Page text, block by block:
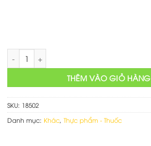
THÊM VÀO GIỎ HÀNG
SKU: 18502
Danh mục: Khác Thực phẩm - Thuốc